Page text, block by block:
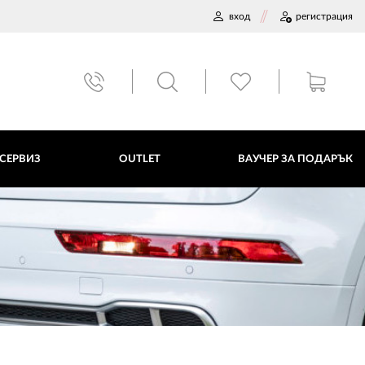
вход регистрация
OUTLET ВАУЧЕР ЗА ПОДАРЪК